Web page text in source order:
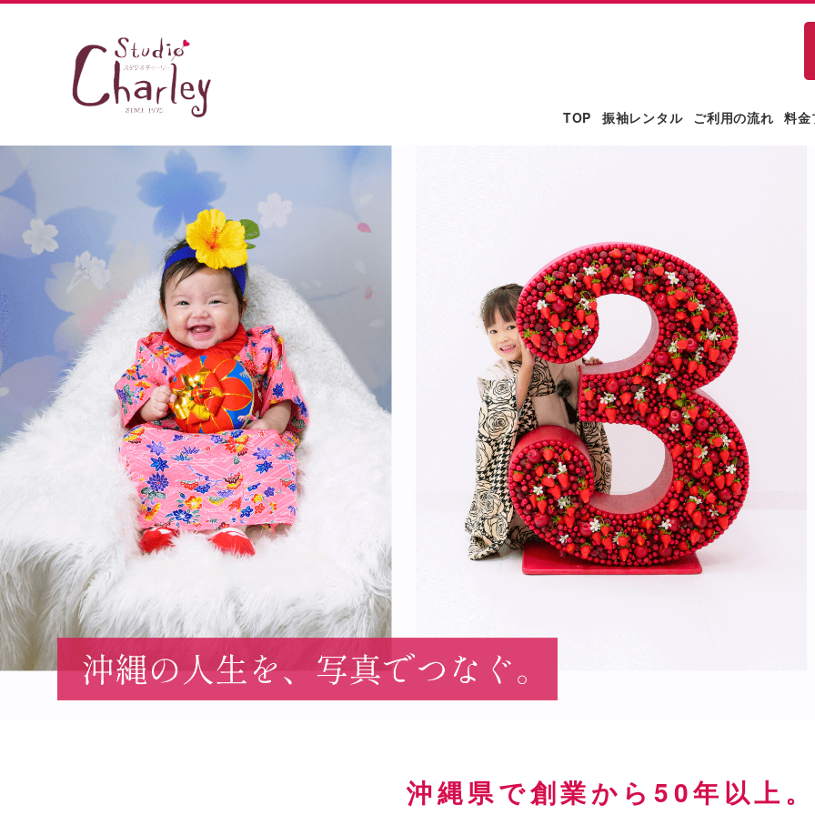
TOP 振袖レンタル ご利用の流れ 料金
沖縄県で創業から50年以上。